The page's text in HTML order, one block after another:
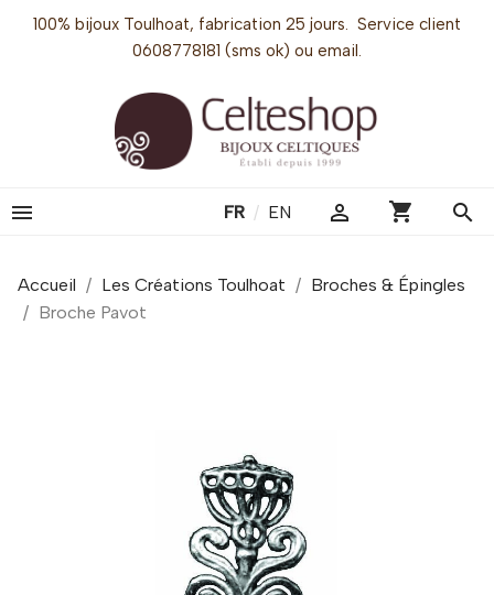
100% bijoux Toulhoat, fabrication 25 jours. Service client
0608778181 (sms ok) ou email.
 FR / EN  shopping_cart search
Accueil Les Créations Toulhoat
Broches & Épingles
Broche Pavot